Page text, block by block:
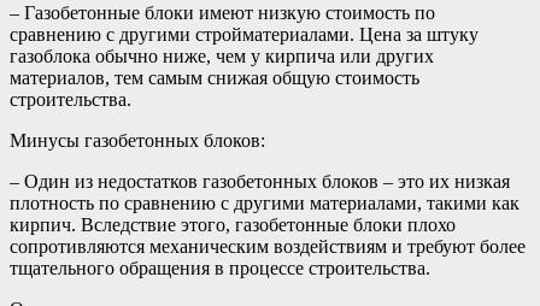
– Газобетонные блоки имеют низкую стоимость по
сравнению с другими стройматериалами. Цена за штуку
газоблока обычно ниже, чем у кирпича или других
материалов, тем самым снижая общую стоимость
строительства.
Минусы газобетонных блоков:
– Один из недостатков газобетонных блоков – это их низкая
плотность по сравнению с другими материалами, такими как
кирпич. Вследствие этого, газобетонные блоки плохо
сопротивляются механическим воздействиям и требуют более
тщательного обращения в процессе строительства.